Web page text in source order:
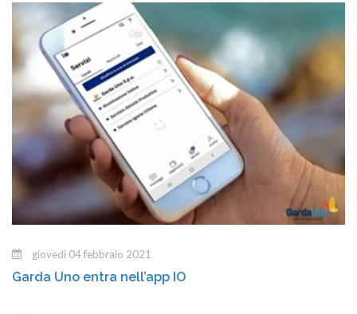
giovedì 04 febbraio 2021
Garda Uno entra nell’app IO